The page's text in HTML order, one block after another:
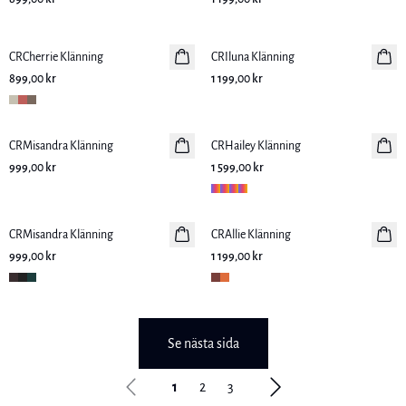
Nyhet
CRCherrie Klänning
899,00 kr
Nyhet
CRIluna Klänning
1 199,00 kr
Nyhet
CRMisandra Klänning
999,00 kr
Nyhet
CRHailey Klänning
1 599,00 kr
Nyhet
CRMisandra Klänning
999,00 kr
Nyhet
CRAllie Klänning
1 199,00 kr
Se nästa sida
1 2 3